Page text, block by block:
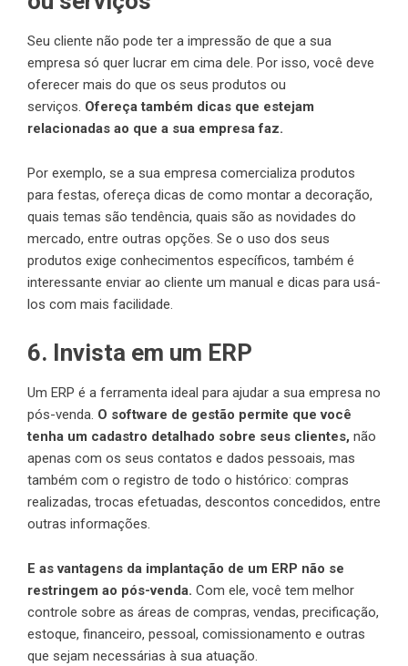
Seu cliente não pode ter a impressão de que a sua
empresa só quer lucrar em cima dele. Por isso, você deve
oferecer mais do que os seus produtos ou
serviços. Ofereça também dicas que estejam
relacionadas ao que a sua empresa faz.
Por exemplo, se a sua empresa comercializa produtos
para festas, ofereça dicas de como montar a decoração,
quais temas são tendência, quais são as novidades do
mercado, entre outras opções. Se o uso dos seus
produtos exige conhecimentos específicos, também é
interessante enviar ao cliente um manual e dicas para usá-
los com mais facilidade.
6. Invista em um ERP
Um ERP é a ferramenta ideal para ajudar a sua empresa no
pós-venda. O software de gestão permite que você
tenha um cadastro detalhado sobre seus clientes, não
apenas com os seus contatos e dados pessoais, mas
também com o registro de todo o histórico: compras
realizadas, trocas efetuadas, descontos concedidos, entre
outras informações.
E as vantagens da implantação de um ERP não se
restringem ao pós-venda. Com ele, você tem melhor
controle sobre as áreas de compras, vendas, precificação,
estoque, financeiro, pessoal, comissionamento e outras
que sejam necessárias à sua atuação.